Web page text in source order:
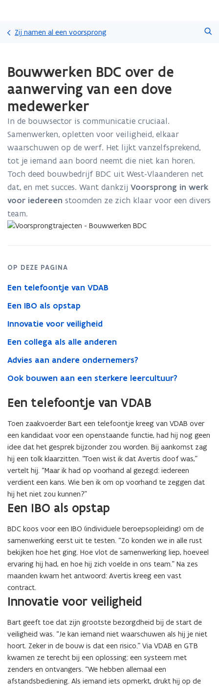
gaan
Zij namen al een voorsprong
met
laden.
zich
op:
Bouwwerken
BDC
over
aanwerving
een
dove
medewerker
Bouwwerken BDC over de
aanwerving van een dove
medewerker
In de bouwsector is communicatie cruciaal.
Samenwerken, opletten voor veiligheid, elkaar
waarschuwen op de werf. Het lijkt vanzelfsprekend,
tot je iemand aan boord neemt die niet kan horen.
Toch deed bouwbedrijf BDC uit West-Vlaanderen net
dat, en met succes. Want dankzij Voorsprong in werk
voor iedereen stoomden ze zich klaar voor een divers
team.
OP DEZE PAGINA
Een telefoontje van VDAB
Een IBO als opstap
Innovatie voor veiligheid
Een collega als alle anderen
Advies aan andere ondernemers?
Ook bouwen aan een sterkere leercultuur?
Een telefoontje van VDAB
Toen zaakvoerder Bart een telefoontje kreeg van VDAB over
een kandidaat voor een openstaande functie, had hij nog geen
idee dat het gesprek bijzonder zou worden. Bij aankomst zag
hij een tolk klaarzitten. “Toen wist ik dat Avertis doof was,”
vertelt hij. “Maar ik had op voorhand al gezegd: iedereen
verdient een kans. Wie ben ik om op voorhand te zeggen dat
hij het niet zou kunnen?”
Een IBO als opstap
BDC koos voor een IBO (individuele beroepsopleiding) om de
samenwerking eerst uit te testen. “Zo konden we in alle rust
bekijken hoe het ging. Hoe vlot de samenwerking liep, hoeveel
ervaring hij had, en hoe hij zich voelde in ons team.” Na zes
maanden kwam het antwoord: Avertis kreeg een vast
contract.
Innovatie voor veiligheid
Bart geeft toe dat zijn grootste bezorgdheid bij de start de
veiligheid was. “Je kan iemand niet waarschuwen als hij je niet
hoort. Zeker in de bouw is dat een risico.” Via VDAB en GTB
kwamen ze terecht bij een oplossing: een systeem met
zenders en ontvangers. “We hebben allemaal een
afstandsbediening. Als iemand iets opmerkt, drukt hij op de